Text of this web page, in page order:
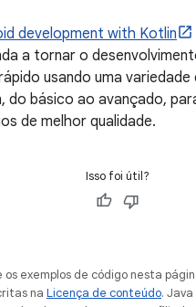
development with Kotlin
a tornar o
usando uma
do básico ao avançado,
de melhor qualidade.
Isso foi útil?
os exemplos de código nesta
na Licença de conteúdo.